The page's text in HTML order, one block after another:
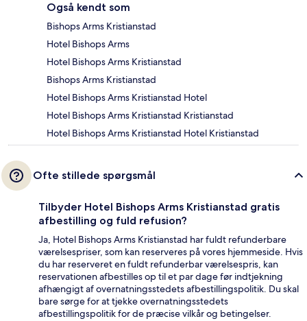
Også kendt som
Bishops Arms Kristianstad
Hotel Bishops Arms
Hotel Bishops Arms Kristianstad
Bishops Arms Kristianstad
Hotel Bishops Arms Kristianstad Hotel
Hotel Bishops Arms Kristianstad Kristianstad
Hotel Bishops Arms Kristianstad Hotel Kristianstad
Ofte stillede spørgsmål
Tilbyder Hotel Bishops Arms Kristianstad gratis
afbestilling og fuld refusion?
Ja, Hotel Bishops Arms Kristianstad har fuldt refunderbare
værelsespriser, som kan reserveres på vores hjemmeside. Hvis
du har reserveret en fuldt refunderbar værelsespris, kan
reservationen afbestilles op til et par dage før indtjekning
afhængigt af overnatningsstedets afbestillingspolitik. Du skal
bare sørge for at tjekke overnatningsstedets
afbestillingspolitik for de præcise vilkår og betingelser.